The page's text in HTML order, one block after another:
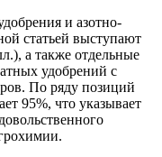
и азотно-
статьей выступают
а также отдельные
удобрений с
По ряду позиций
95%, что указывает